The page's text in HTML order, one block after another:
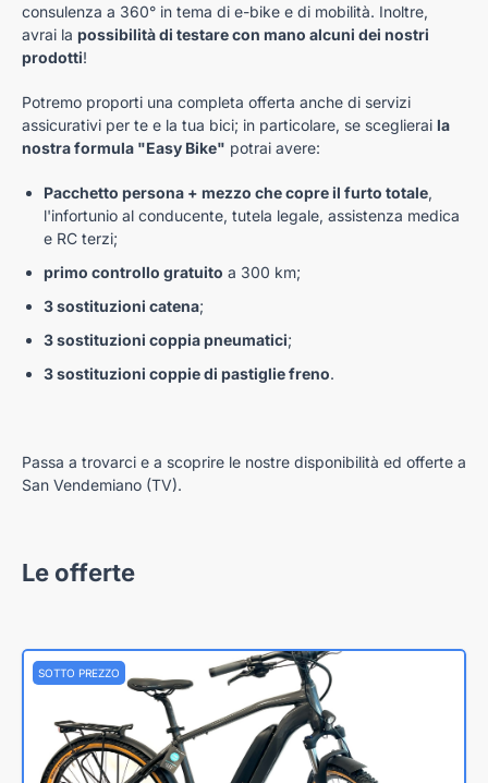
consulenza a 360° in tema di e-bike e di mobilità. Inoltre,
avrai la possibilità di testare con mano alcuni dei nostri
prodotti!
Potremo proporti una completa offerta anche di servizi
assicurativi per te e la tua bici; in particolare, se sceglierai la
nostra formula "Easy Bike" potrai avere:
Pacchetto persona + mezzo che copre il furto totale,
l'infortunio al conducente, tutela legale, assistenza medica
e RC terzi;
primo controllo gratuito a 300 km;
3 sostituzioni catena;
3 sostituzioni coppia pneumatici;
3 sostituzioni coppie di pastiglie freno.
Passa a trovarci e a scoprire le nostre disponibilità ed offerte a
San Vendemiano (TV).
Le offerte
SOTTO PREZZO